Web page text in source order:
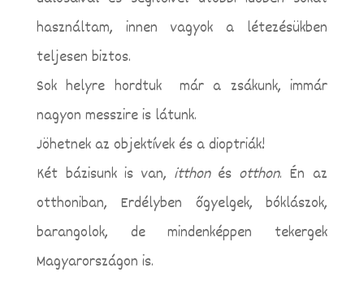
használtam, innen vagyok a létezésükben
teljesen biztos.
Sok helyre hordtuk már a zsákunk, immár
nagyon messzire is látunk.
Jöhetnek az objektívek és a dioptriák!
Két bázisunk is van, itthonés otthon. Én az
otthoniban, Erdélyben őgyelgek, bóklászok,
barangolok, de mindenképpen tekergek
Magyarországon is.